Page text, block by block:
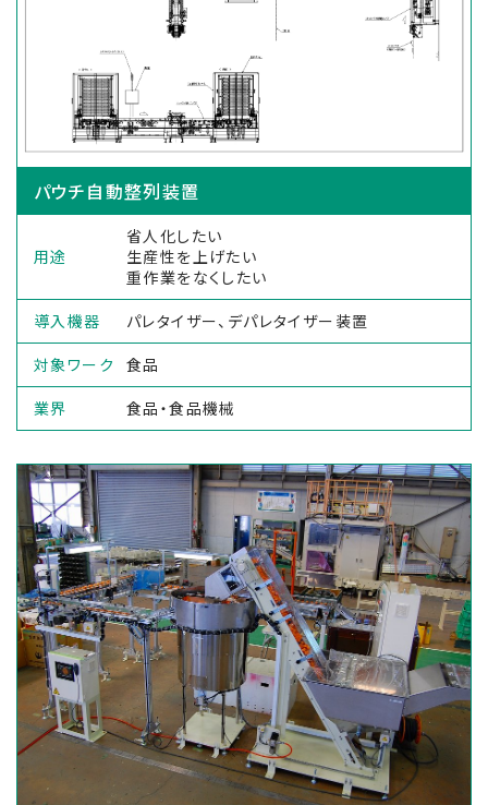
パウチ自動整列装置
用途
省人化したい
生産性を上げたい
重作業をなくしたい
導入機器
パレタイザー、デパレタイザー装置
対象ワーク
食品
業界
食品・食品機械